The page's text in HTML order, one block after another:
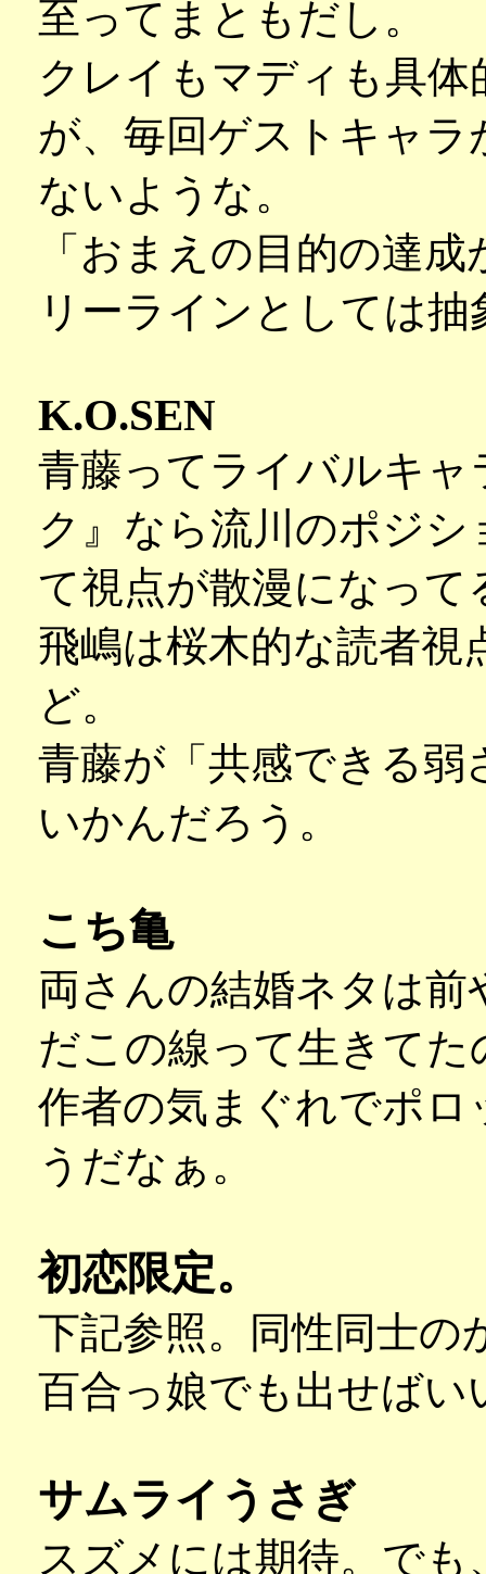
至ってまともだし。
クレイもマディも具
が、毎回ゲストキャ
ないような。
「おまえの目的の達
リーラインとしては
K.O.SEN
青藤ってライバルキ
ク』なら流川のポジ
て視点が散漫になって
飛嶋は桜木的な読者
ど。
青藤が「共感できる弱
いかんだろう。
こち亀
両さんの結婚ネタは
だこの線って生きてた
作者の気まぐれでポ
うだなぁ。
初恋限定。
下記参照。同性同士の
百合っ娘でも出せばい
サムライうさぎ
スズメには期待。で